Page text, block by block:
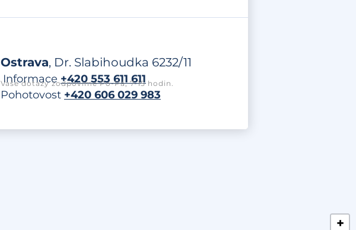
+
Ostrava, Dr. Slabihoudka 6232/11
Informace+420 553 611 611
Vaše dotazy zodpovíme Po-Pá, 7-15 hodin.
Pohotovost +420 606 029 983